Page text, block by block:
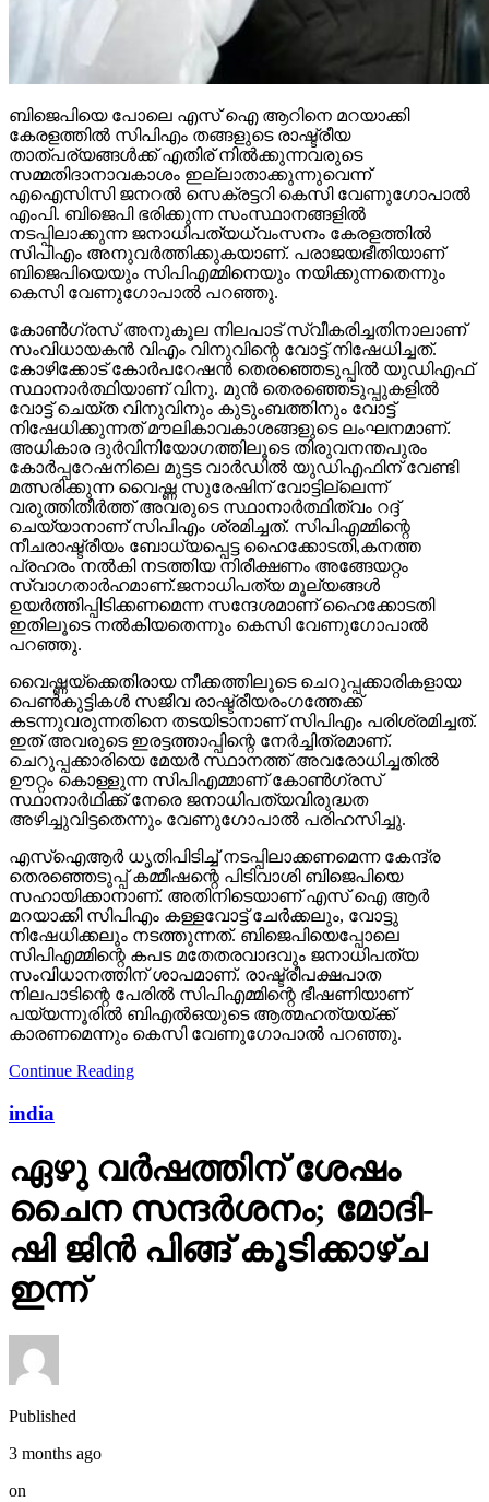
ബിജെപിയെ പോലെ എസ് ഐ ആറിനെ മറയാക്കി
കേരളത്തില്‍ സിപിഎം തങ്ങളുടെ രാഷ്ട്രീയ
താത്പര്യങ്ങള്‍ക്ക് എതിര് നില്‍ക്കുന്നവരുടെ
സമ്മതിദാനാവകാശം ഇല്ലാതാക്കുന്നുവെന്ന്
എഐസിസി ജനറല്‍ സെക്രട്ടറി കെസി വേണുഗോപാല്‍
എംപി. ബിജെപി ഭരിക്കുന്ന സംസ്ഥാനങ്ങളില്‍
നടപ്പിലാക്കുന്ന ജനാധിപത്യധ്വംസനം കേരളത്തില്‍
സിപിഎം അനുവര്‍ത്തിക്കുകയാണ്. പരാജയഭീതിയാണ്
ബിജെപിയെയും സിപിഎമ്മിനെയും നയിക്കുന്നതെന്നും
കെസി വേണുഗോപാല്‍ പറഞ്ഞു.
കോണ്‍ഗ്രസ് അനുകൂല നിലപാട് സ്വീകരിച്ചതിനാലാണ്
സംവിധായകന്‍ വിഎം വിനുവിന്റെ വോട്ട് നിഷേധിച്ചത്.
കോഴിക്കോട് കോര്‍പറേഷന്‍ തെരഞ്ഞെടുപ്പില്‍ യുഡിഎഫ്
സ്ഥാനാര്‍ത്ഥിയാണ് വിനു. മുന്‍ തെരഞ്ഞെടുപ്പുകളില്‍
വോട്ട് ചെയ്ത വിനുവിനും കുടുംബത്തിനും വോട്ട്
നിഷേധിക്കുന്നത് മൗലികാവകാശങ്ങളുടെ ലംഘനമാണ്.
അധികാര ദുര്‍വിനിയോഗത്തിലൂടെ തിരുവനന്തപുരം
കോര്‍പ്പറേഷനിലെ മുട്ടട വാര്‍ഡില്‍ യുഡിഎഫിന് വേണ്ടി
മത്സരിക്കുന്ന വൈഷ്ണ സുരേഷിന് വോട്ടില്ലെന്ന്
വരുത്തിതീര്‍ത്ത് അവരുടെ സ്ഥാനാര്‍ത്ഥിത്വം റദ്ദ്
ചെയ്യാനാണ് സിപിഎം ശ്രമിച്ചത്. സിപിഎമ്മിന്റെ
നീചരാഷ്ട്രീയം ബോധ്യപ്പെട്ട ഹൈക്കോടതി,കനത്ത
പ്രഹരം നല്‍കി നടത്തിയ നിരീക്ഷണം അങ്ങേയറ്റം
സ്വാഗതാര്‍ഹമാണ്.ജനാധിപത്യ മൂല്യങ്ങള്‍
ഉയര്‍ത്തിപ്പിടിക്കണമെന്ന സന്ദേശമാണ് ഹൈക്കോടതി
ഇതിലൂടെ നല്‍കിയതെന്നും കെസി വേണുഗോപാല്‍
പറഞ്ഞു.
വൈഷ്ണയ്‌ക്കെതിരായ നീക്കത്തിലൂടെ ചെറുപ്പക്കാരികളായ
പെണ്‍കുട്ടികള്‍ സജീവ രാഷ്ട്രീയരംഗത്തേക്ക്
കടന്നുവരുന്നതിനെ തടയിടാനാണ് സിപിഎം പരിശ്രമിച്ചത്.
ഇത് അവരുടെ ഇരട്ടത്താപ്പിന്റെ നേര്‍ച്ചിത്രമാണ്.
ചെറുപ്പക്കാരിയെ മേയര്‍ സ്ഥാനത്ത് അവരോധിച്ചതില്‍
ഊറ്റം കൊള്ളുന്ന സിപിഎമ്മാണ് കോണ്‍ഗ്രസ്
സ്ഥാനാര്‍ഥിക്ക് നേരെ ജനാധിപത്യവിരുദ്ധത
അഴിച്ചുവിട്ടതെന്നും വേണുഗോപാല്‍ പരിഹസിച്ചു.
എസ്‌ഐആര്‍ ധൃതിപിടിച്ച് നടപ്പിലാക്കണമെന്ന കേന്ദ്ര
തെരഞ്ഞെടുപ്പ് കമ്മീഷന്റെ പിടിവാശി ബിജെപിയെ
സഹായിക്കാനാണ്. അതിനിടെയാണ് എസ് ഐ ആര്‍
മറയാക്കി സിപിഎം കള്ളവോട്ട് ചേര്‍ക്കലും, വോട്ടു
നിഷേധിക്കലും നടത്തുന്നത്. ബിജെപിയെപ്പോലെ
സിപിഎമ്മിന്റെ കപട മതേതരവാദവും ജനാധിപത്യ
സംവിധാനത്തിന് ശാപമാണ്. രാഷ്ട്രീപക്ഷപാത
നിലപാടിന്റെ പേരില്‍ സിപിഎമ്മിന്റെ ഭീഷണിയാണ്
പയ്യന്നൂരില്‍ ബിഎല്‍ഒയുടെ ആത്മഹത്യയ്ക്ക്
കാരണമെന്നും കെസി വേണുഗോപാല്‍ പറഞ്ഞു.
Continue Reading
india
ഏഴു വർഷത്തിന് ശേഷം
ചൈന സന്ദർശനം; മോദി-
ഷി ജിൻ പിങ്ങ് കൂടിക്കാഴ്ച
ഇന്ന്
Published
3 months ago
on